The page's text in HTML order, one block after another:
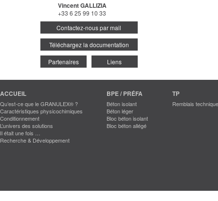
Vincent GALLIZIA
+33 6 25 99 10 33
Contactez-nous par mail
Téléchargez la documentation
Partenaires Liens
ACCUEIL
Qu’est-ce que le GRANULEX® ?
Caractéristiques physicochimiques
Conditionnement
L’univers des solutions
Il était une fois …
Recherche & Développement
BPE / PRÉFA
Béton isolant
Béton léger
Bloc béton isolant
Bloc béton allégé
TP
Remblais technique